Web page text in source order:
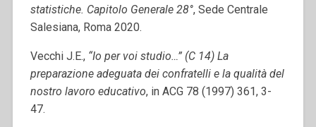
statistiche. Capitolo Generale 28°, Sede Centrale
Salesiana, Roma 2020.
Vecchi J.E., “Io per voi studio…” (C 14) La
preparazione adeguata dei confratelli e la qualità del
nostro lavoro educativo, in ACG 78 (1997) 361, 3-
47.